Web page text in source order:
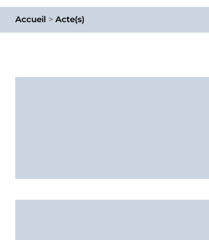
Accueil Acte(s)